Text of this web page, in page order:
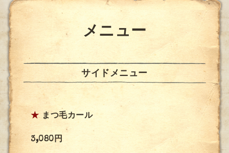
メニュー
サイドメニュー
★ まつ毛カール
3,080円